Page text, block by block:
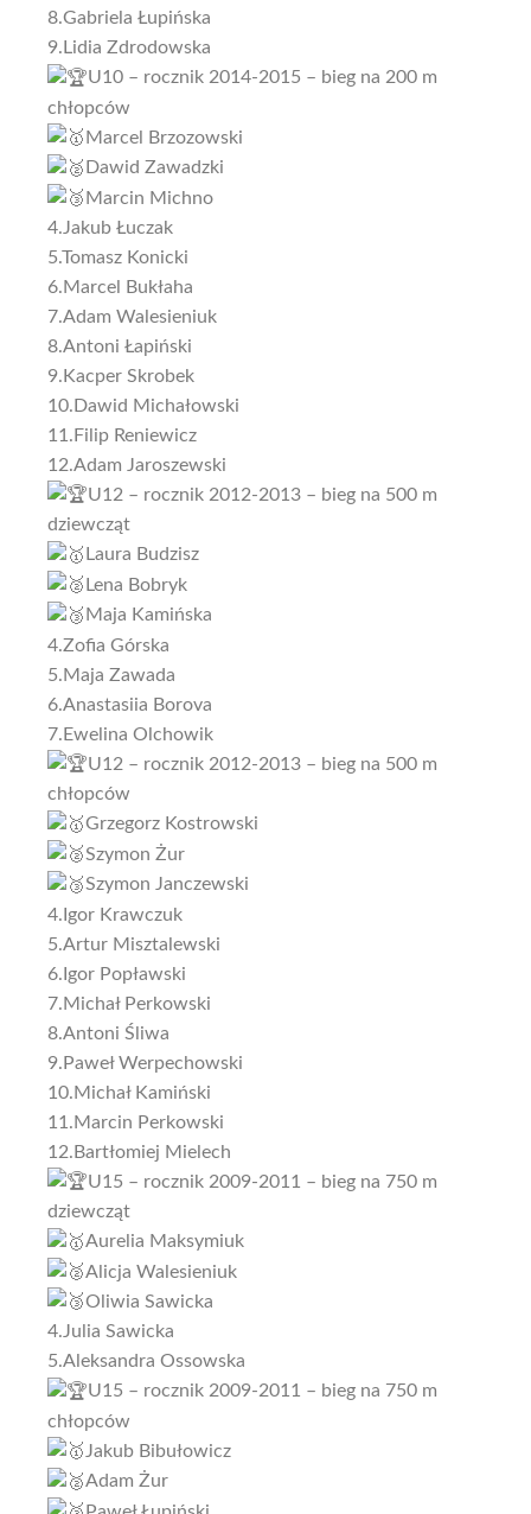
8.Gabriela Łupińska
9.Lidia Zdrodowska
U10 – rocznik 2014-2015 – bieg na 200 m
chłopców
Marcel Brzozowski
Dawid Zawadzki
Marcin Michno
4.Jakub Łuczak
5.Tomasz Konicki
6.Marcel Bukłaha
7.Adam Walesieniuk
8.Antoni Łapiński
9.Kacper Skrobek
10.Dawid Michałowski
11.Filip Reniewicz
12.Adam Jaroszewski
U12 – rocznik 2012-2013 – bieg na 500 m
dziewcząt
Laura Budzisz
Lena Bobryk
Maja Kamińska
4.Zofia Górska
5.Maja Zawada
6.Anastasiia Borova
7.Ewelina Olchowik
U12 – rocznik 2012-2013 – bieg na 500 m
chłopców
Grzegorz Kostrowski
Szymon Żur
Szymon Janczewski
4.Igor Krawczuk
5.Artur Misztalewski
6.Igor Popławski
7.Michał Perkowski
8.Antoni Śliwa
9.Paweł Werpechowski
10.Michał Kamiński
11.Marcin Perkowski
12.Bartłomiej Mielech
U15 – rocznik 2009-2011 – bieg na 750 m
dziewcząt
Aurelia Maksymiuk
Alicja Walesieniuk
Oliwia Sawicka
4.Julia Sawicka
5.Aleksandra Ossowska
U15 – rocznik 2009-2011 – bieg na 750 m
chłopców
Jakub Bibułowicz
Adam Żur